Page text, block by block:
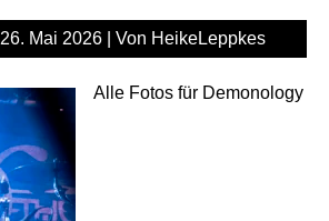
26. Mai 2026 | Von HeikeLeppkes
Alle Fotos für Demonology